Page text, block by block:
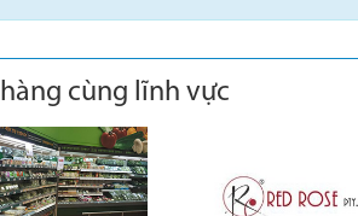
cùng lĩnh vực